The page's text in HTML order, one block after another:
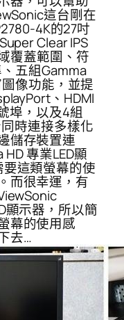
這台剛在
4K的27吋
Clear IPS
覆蓋範圍、符
五組Gamma
像功能，並提
、HDMI
埠，以及4組
時連接多樣化
儲存裝置連
專業LED顯
這類螢幕的使
而很幸運，有
顯示器，所以簡
幕的使用感
去…